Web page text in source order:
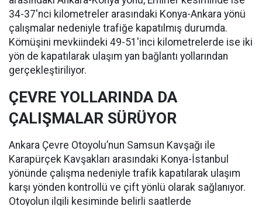
34-37'nci kilometreler arasındaki Konya-Ankara yönü
çalışmalar nedeniyle trafiğe kapatılmış durumda.
Kömüşini mevkiindeki 49-51'inci kilometrelerde ise iki
yön de kapatılarak ulaşım yan bağlantı yollarından
gerçekleştiriliyor.
ÇEVRE YOLLARINDA DA
ÇALIŞMALAR SÜRÜYOR
Ankara Çevre Otoyolu’nun Samsun Kavşağı ile
Karapürçek Kavşakları arasındaki Konya-İstanbul
yönünde çalışma nedeniyle trafik kapatılarak ulaşım
karşı yönden kontrollü ve çift yönlü olarak sağlanıyor.
Otoyolun ilgili kesiminde belirli saatlerde